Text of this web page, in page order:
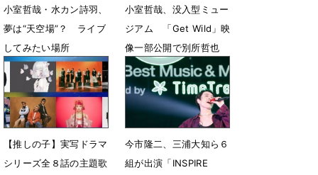
小室哲哉・水カン詩羽、
夢は“天空場”？ ライブ
してみたい場所
10月30日 13時48分
小室哲哉、没入型ミュー
ジアム 「Get Wild」映
像一部公開で別所哲也
「もっと見たい」
10月30日 12時58分
【推しの子】実写ドラマ
シリーズ全８話の主題歌
今市隆二、三浦大知ら６
組が出演「INSPIRE